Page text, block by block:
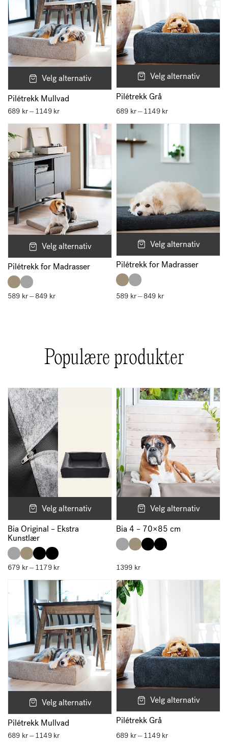
Med et trekk som komplement til din Bia beholder du fordelene ved å ha
kunstlær nærmest sengen som beskytter polyeteren mot smuss og
eventuell lukt. Du kan også enkelt følge farge- og materialtrendene uten
å måtte kjøpe en helt ny seng. Bra for miljøet.
Velg alternativ
Pilétrekk Mullvad
689 kr– 1149 krPrisområde:
til
Velg alternativ
Pilétrekk Grå
689 kr– 1149 krPrisområde:
til
Velg alternativ
Pilétrekk for Madrasser
589 kr– 849 krPrisområde:
Velg alternativ
Pilétrekk for Madrasser
589 kr– 849 krPrisområde:
Populære produkter
Velg alternativ
Bia Original – Ekstra
Kunstlær
679 kr– 1179 krPrisområde:
til
1179 kr
Velg alternativ
Bia 4 – 70×85 cm
1399 kr
Velg alternativ
Pilétrekk Mullvad
689 kr– 1149 krPrisområde:
Velg alternativ
Pilétrekk Grå
689 kr– 1149 krPrisområde: